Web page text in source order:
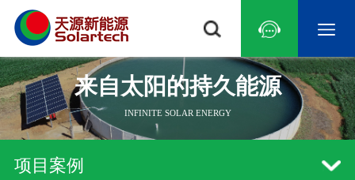
光伏水泵
泳池
农林灌溉 荒漠治理 草原畜牧 海水淡化
常见问题 技术文章 远程监控
行业资讯 新品发布
研究中心 示范基地 荣誉资质
来自太阳的持久能源
INFINITE SOLAR ENERGY
项目案例